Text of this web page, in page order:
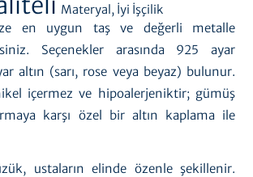
Materyal, İyi İşçilik
en uygun taş ve değerli metalle
Seçenekler arasında 925 ayar
altın (sarı, rose veya beyaz) bulunur.
içermez ve hipoalerjeniktir; gümüş
karşı özel bir altın kaplama ile
ustaların elinde özenle şekillenir.